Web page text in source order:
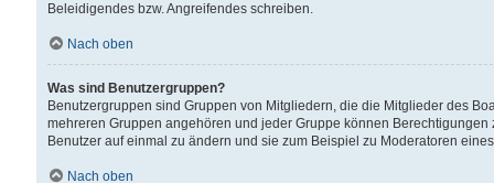
Beleidigendes bzw. Angreifendes schreiben.
Nach oben
Was sind Benutzergruppen?
Benutzergruppen sind Gruppen von Mitgliedern, die die Mitglieder des
mehreren Gruppen angehören und jeder Gruppe können
Benutzer auf einmal zu ändern und sie zum Beispiel zu Moderatoren
Nach oben